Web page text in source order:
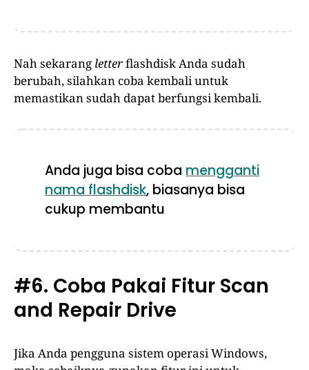
Nah sekarang letterflashdisk Anda sudah
berubah, silahkan coba kembali untuk
memastikan sudah dapat berfungsi kembali.
Anda juga bisa coba mengganti
nama flashdisk, biasanya bisa
cukup membantu
#6. Coba Pakai Fitur Scan
and Repair Drive
Jika Anda pengguna sistem operasi Windows,